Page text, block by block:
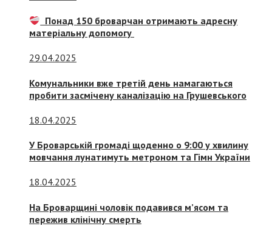
Понад 150 броварчан отримають адресну
матеріальну допомогу
29.04.2025
Комунальники вже третій день намагаються
пробити засмічену каналізацію на Грушевського
18.04.2025
У Броварській громаді щоденно о 9:00 у хвилину
мовчання лунатимуть метроном та Гімн України
18.04.2025
На Броварщині чоловік подавився м’ясом та
пережив клінічну смерть